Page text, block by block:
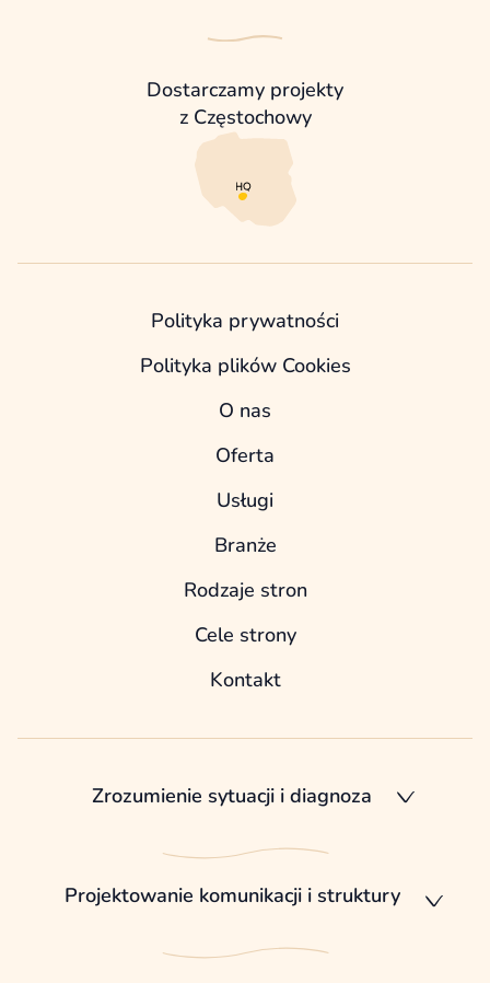
Dostarczamy projekty
z Częstochowy
Polityka prywatności
Polityka plików Cookies
O nas
Oferta
Usługi
Branże
Rodzaje stron
Cele strony
Kontakt
Zrozumienie sytuacji i diagnoza
Projektowanie komunikacji i struktury